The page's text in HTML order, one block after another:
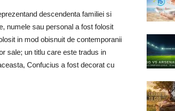
descendenta familiei si
numele sau personal a fost folosit
in mod obisnuit de contemporanii
sale; un titlu care este tradus in
Confucius a fost decorat cu